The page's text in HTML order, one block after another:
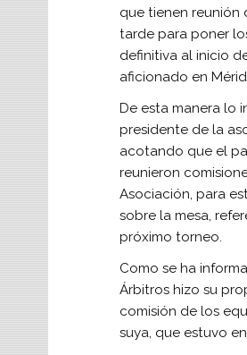
que tienen reunión
tarde para poner
definitiva al inicio
aficionado en
De esta manera lo
presidente de la
acotando que el
reunieron
Asociación, para
sobre la mesa,
próximo torneo.
Como se ha
Árbitros hizo su
comisión de los
suya, que estuvo